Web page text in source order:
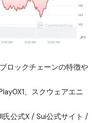
ロックチェーンの特徴や
、スクウェアエニ
氏公式X/ Sui公式サイト /